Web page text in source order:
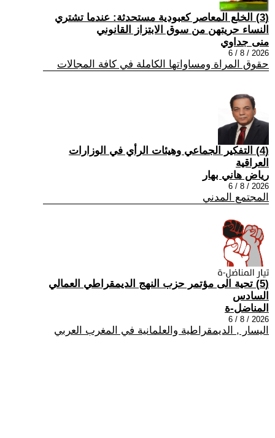
(3) الخلع المعاصر كعبودية مستحدثة: عندما تشتري
النساء حريتهن من سوق الابتزاز القانوني
منى جداوي
2026 / 8 / 6
حقوق المراة ومساواتها الكاملة في كافة المجالات
(4) التفكير الجماعي وهيئات الرأي في الوزارات
العراقية
رياض هاني بهار
2026 / 8 / 6
المجتمع المدني
(5) تحية الى مؤتمر حزب النهج الديمقراطي العمالي
السادس
المناضل-ة
2026 / 8 / 6
اليسار , الديمقراطية والعلمانية في المغرب العربي